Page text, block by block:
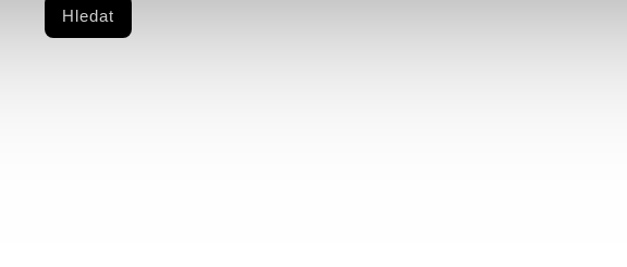
Hledat